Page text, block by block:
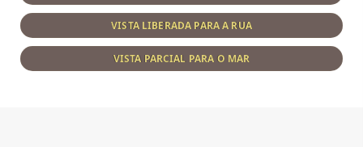
VISTA LIBERADA PARA A RUA
VISTA PARCIAL PARA O MAR